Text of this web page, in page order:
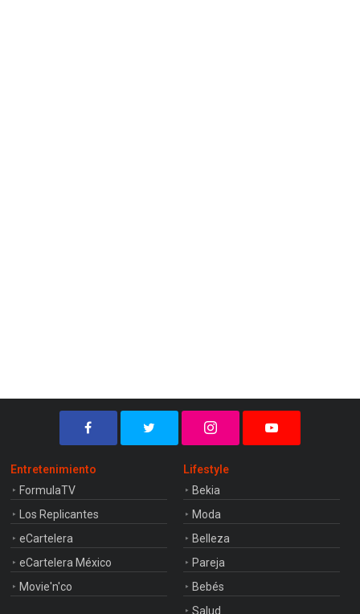
Entretenimiento
FormulaTV
Los Replicantes
eCartelera
eCartelera México
Movie'n'co
Lifestyle
Bekia
Moda
Belleza
Pareja
Bebés
Salud